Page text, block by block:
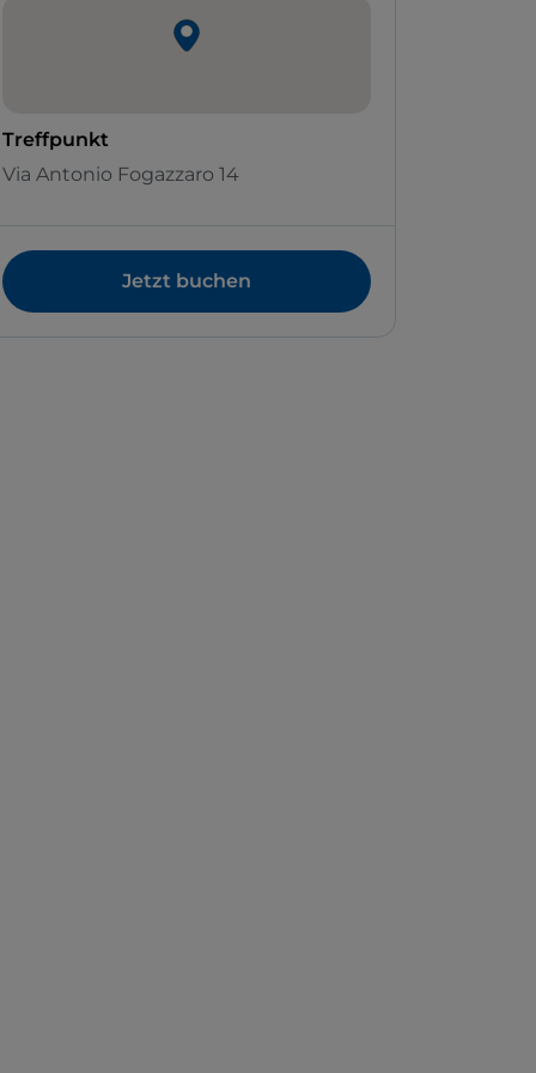
Treffpunkt
Via Antonio Fogazzaro 14
Jetzt buchen